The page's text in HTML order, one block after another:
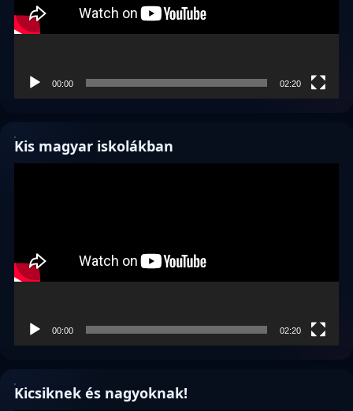
00:00 02:20
Kis magyar iskolákban
00:00 02:20
Kicsiknek és nagyoknak!